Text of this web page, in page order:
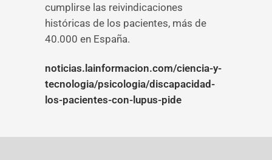
cumplirse las reivindicaciones
históricas de los pacientes, más de
40.000 en España.
noticias.lainformacion.com/ciencia-y-
tecnologia/psicologia/discapacidad-
los-pacientes-con-lupus-pide